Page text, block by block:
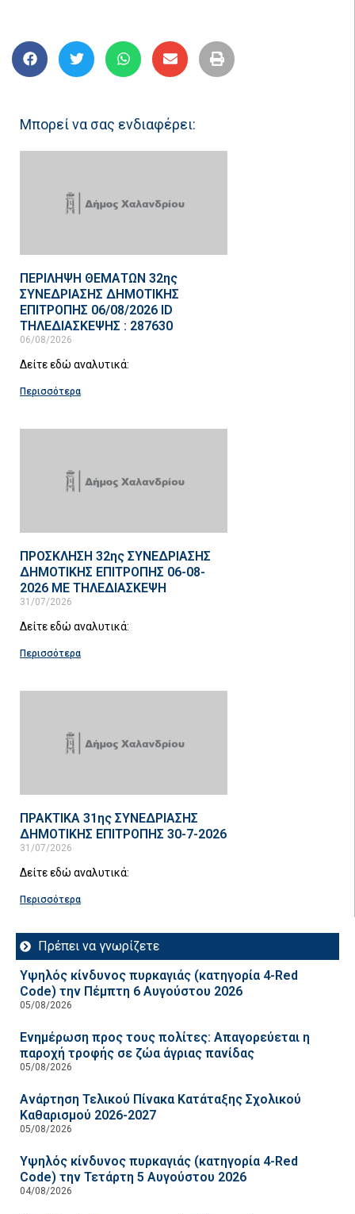
Μπορεί να σας ενδιαφέρει:
ΠΕΡΙΛΗΨΗ ΘΕΜΑΤΩΝ 32ης
ΣΥΝΕΔΡΙΑΣΗΣ ΔΗΜΟΤΙΚΗΣ
ΕΠΙΤΡΟΠΗΣ 06/08/2026 ID
ΤΗΛΕΔΙΑΣΚΕΨΗΣ : 287630
06/08/2026
Δείτε εδώ αναλυτικά:
Περισσότερα
ΠΡΟΣΚΛΗΣΗ 32ης ΣΥΝΕΔΡΙΑΣΗΣ
ΔΗΜΟΤΙΚΗΣ ΕΠΙΤΡΟΠΗΣ 06-08-
2026 ΜΕ ΤΗΛΕΔΙΑΣΚΕΨΗ
31/07/2026
Δείτε εδώ αναλυτικά:
Περισσότερα
ΠΡΑΚΤΙΚΑ 31ης ΣΥΝΕΔΡΙΑΣΗΣ
ΔΗΜΟΤΙΚΗΣ ΕΠΙΤΡΟΠΗΣ 30-7-2026
31/07/2026
Δείτε εδώ αναλυτικά:
Περισσότερα
Πρέπει να γνωρίζετε
Υψηλός κίνδυνος πυρκαγιάς (κατηγορία 4-Red
Code) την Πέμπτη 6 Αυγούστου 2026
05/08/2026
Ενημέρωση προς τους πολίτες: Απαγορεύεται η
παροχή τροφής σε ζώα άγριας πανίδας
05/08/2026
Ανάρτηση Τελικού Πίνακα Κατάταξης Σχολικού
Καθαρισμού 2026-2027
05/08/2026
Υψηλός κίνδυνος πυρκαγιάς (κατηγορία 4-Red
Code) την Τετάρτη 5 Αυγούστου 2026
04/08/2026